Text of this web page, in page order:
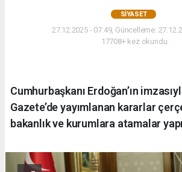
SIYASET
27.12.2025 - 07:49, Güncelleme:
17708+ kez okundu.
Cumhurbaşkanı Erdoğan’ın
Gazete’de yayımlanan kararlar
bakanlık ve kurumlara atamalar